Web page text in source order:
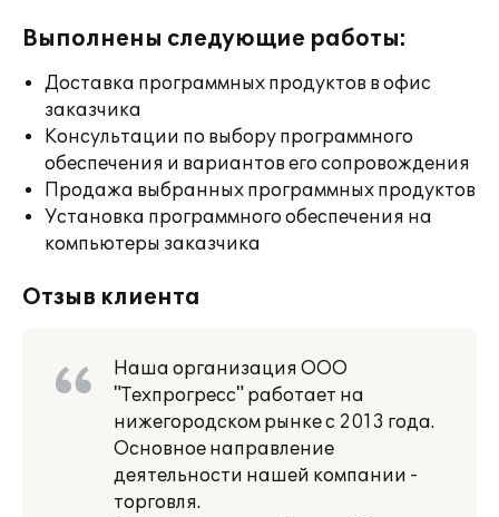
Выполнены следующие работы:
Доставка программных продуктов в офис
заказчика
Консультации по выбору программного
обеспечения и вариантов его сопровождения
Продажа выбранных программных продуктов
Установка программного обеспечения на
компьютеры заказчика
Отзыв клиента
Наша организация ООО
"Техпрогресс" работает на
нижегородском рынке с 2013 года.
Основное направление
деятельности нашей компании -
торговля.